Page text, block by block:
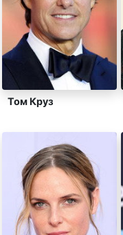
Том Круз